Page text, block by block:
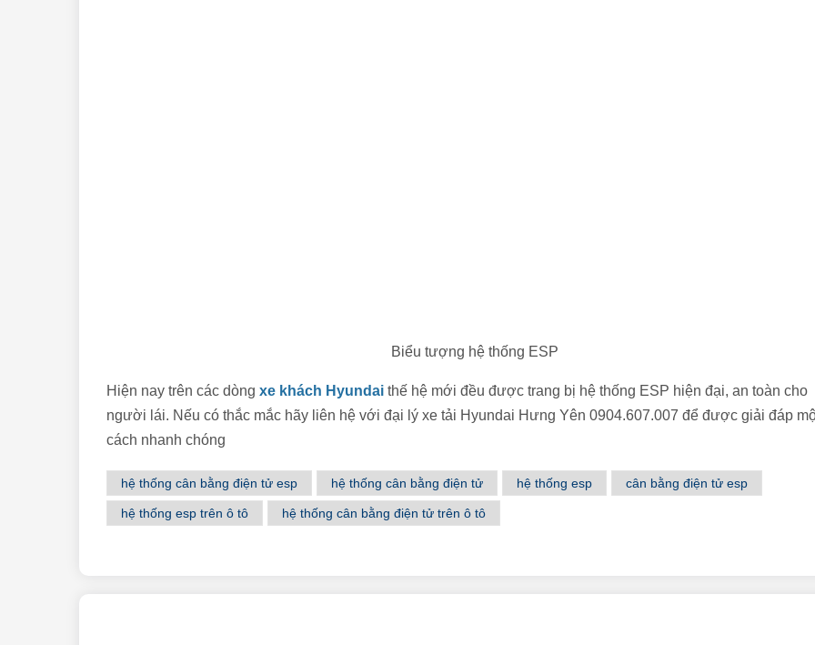
Biểu tượng hệ thống ESP
Hiện nay trên các dòng xe khách Hyundai thế hệ mới đều được trang bị hệ thống ESP hiện đại, an toàn cho
người lái. Nếu có thắc mắc hãy liên hệ với đại lý xe tải Hyundai Hưng Yên 0904.607.007 để được giải đáp
cách nhanh chóng
hệ thống cân bằng điện tử esp hệ thống cân bằng điện tử hệ thống esp cân bằng điện tử esp
hệ thống esp trên ô tô hệ thống cân bằng điện tử trên ô tô